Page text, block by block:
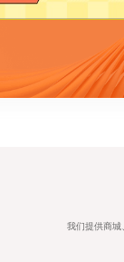
我们提供商城